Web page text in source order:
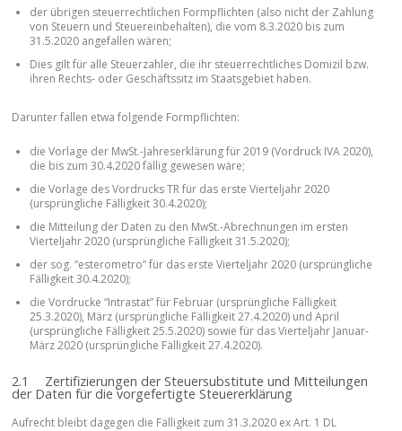
der übrigen steuerrechtlichen Formpflichten (also nicht der Zahlung
von Steuern und Steuereinbehalten), die vom 8.3.2020 bis zum
31.5.2020 angefallen wären;
Dies gilt für alle Steuerzahler, die ihr steuerrechtliches Domizil bzw.
ihren Rechts- oder Geschäftssitz im Staatsgebiet haben.
Darunter fallen etwa folgende Formpflichten:
die Vorlage der MwSt.-Jahreserklärung für 2019 (Vordruck IVA 2020),
die bis zum 30.4.2020 fällig gewesen wäre;
die Vorlage des Vordrucks TR für das erste Vierteljahr 2020
(ursprüngliche Fälligkeit 30.4.2020);
die Mitteilung der Daten zu den MwSt.-Abrechnungen im ersten
Vierteljahr 2020 (ursprüngliche Fälligkeit 31.5.2020);
der sog. “esterometro” für das erste Vierteljahr 2020 (ursprüngliche
Fälligkeit 30.4.2020);
die Vordrucke “Intrastat” für Februar (ursprüngliche Fälligkeit
25.3.2020), März (ursprüngliche Fälligkeit 27.4.2020) und April
(ursprüngliche Fälligkeit 25.5.2020) sowie für das Vierteljahr Januar-
März 2020 (ursprüngliche Fälligkeit 27.4.2020).
2.1 Zertifizierungen der Steuersubstitute und Mitteilungen
der Daten für die vorgefertigte Steuererklärung
Aufrecht bleibt dagegen die Fälligkeit zum 31.3.2020 ex Art. 1 DL